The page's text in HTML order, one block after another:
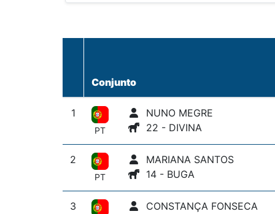
Conjunto
1
PT
NUNO MEGRE
22 - DIVINA
2
PT
MARIANA SANTOS
14 - BUGA
3
CONSTANÇA FONSECA